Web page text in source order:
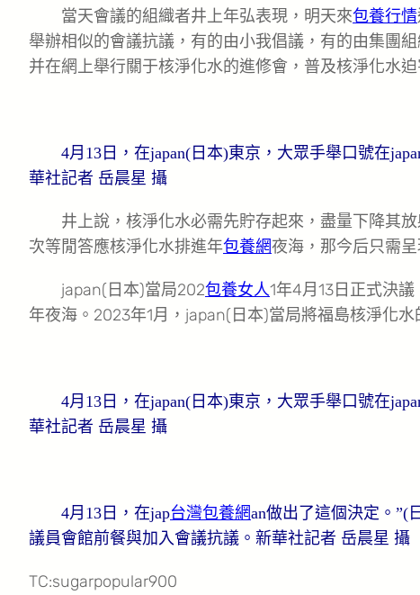
當天會議的組織者井上年弘表現，明天來包養行情
舉辦相似的會議抗議，有的由小我倡議，有的由集團
并在網上舉行關于核淨化水的進修會，普及核淨化水迫
4月13日，在japan(日本)東京，大眾手舉口號在
華社記者 岳晨星 攝
井上說，核淨化水必需先貯存起來，盡量下降其放
次等閒答應核淨化水排進年包養網夜海，那今后只需
japan(日本)當局202包養女人1年4月13日正式決
年夜海。2023年1月，japan(日本)當局將福島核淨化水
4月13日，在japan(日本)東京，大眾手舉口號在
華社記者 岳晨星 攝
4月13日，在jap台灣包養網an做出了這個決定。”(
議員會館前餐與加入會議抗議。新華社記者 岳晨星 攝
TC:sugarpopular900